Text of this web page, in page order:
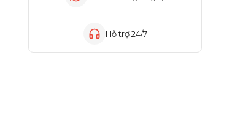
Hỗ trợ 24/7